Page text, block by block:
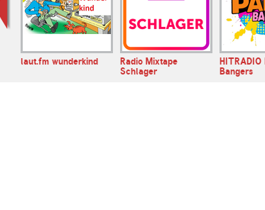
laut.fm wunderkind
Radio Mixtape
Schlager
Bangers